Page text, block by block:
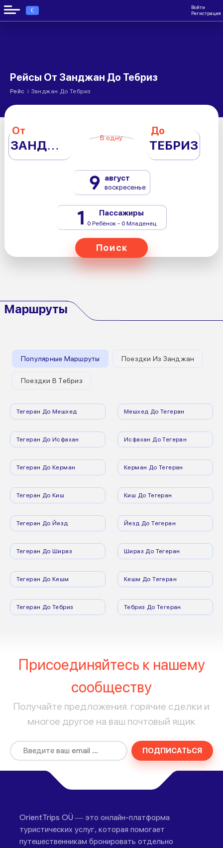
€
Войти
Регистрация
Рейсы От Занджан До Тебриз
Рейс › Занджан До Тебриз
От
ЗАНДЖАН В одну
До
ТЕБРИЗ
9 август
воскресенье
1 Пассажиры
0 Ребёнок - 0 Младенец
Поиск
Маршруты
Популярные Маршруты Поездки Из Занджан
Поездки В Тебриз
Тегеран До Мешхед Мешхед До Тегеран
Тегеран До Исфахан Исфахан До Тегеран
Тегеран До Керман Керман До Тегеран
Тегеран До Киш Киш До Тегеран
Тегеран До Йезд Йезд До Тегеран
Тегеран До Шираз Шираз До Тегеран
Тегеран До Кешм Кешм До Тегеран
Тегеран До Тебриз Тебриз До Тегеран
Присоединяйтесь к нашему
сообществу
Получайте предложения, горячие сделки и
многое другое на ваш почтовый ящик
ПОДПИСАТЬСЯ
OrientTrips OÜ — это онлайн-платформа
туристических услуг, которая помогает
путешественникам бронировать отдельно